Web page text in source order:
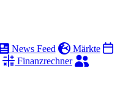
News Feed
Märkte
Finanzrechner